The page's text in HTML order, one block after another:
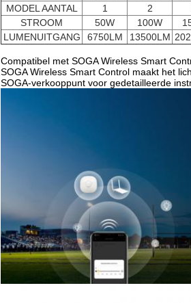
MODEL AANTAL
1 2
STROOM
50W 100W
LUMENUITGANG
6750LM 13500LM
Compatibel met SOGA Wireless Smart
SOGA Wireless Smart Control maakt het
SOGA-verkooppunt voor gedetailleerde